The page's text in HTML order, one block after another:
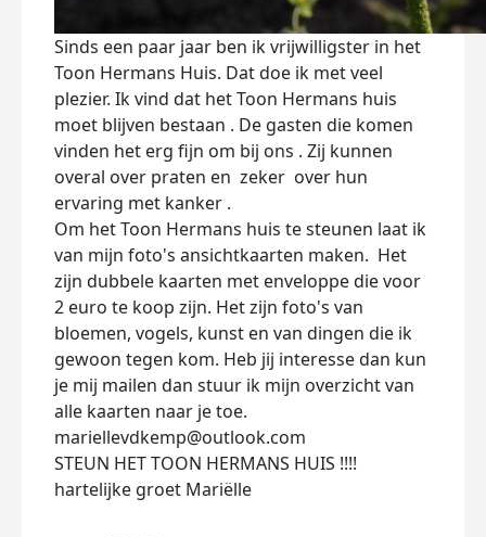
Sinds een paar jaar ben ik vrijwilligster in het
Toon Hermans Huis. Dat doe ik met veel
plezier. Ik vind dat het Toon Hermans huis
moet blijven bestaan . De gasten die komen
vinden het erg fijn om bij ons . Zij kunnen
overal over praten en zeker over hun
ervaring met kanker .
Om het Toon Hermans huis te steunen laat ik
van mijn foto's ansichtkaarten maken. Het
zijn dubbele kaarten met enveloppe die voor
2 euro te koop zijn. Het zijn foto's van
bloemen, vogels, kunst en van dingen die ik
gewoon tegen kom. Heb jij interesse dan kun
je mij mailen dan stuur ik mijn overzicht van
alle kaarten naar je toe.
mariellevdkemp@outlook.com
STEUN HET TOON HERMANS HUIS !!!!
hartelijke groet Mariëlle